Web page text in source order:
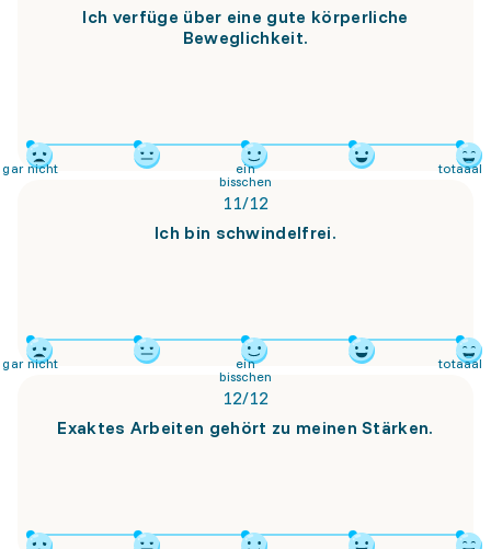
Ich verfüge über eine gute körperliche
Beweglichkeit.
gar nicht
ein
bisschen
totaaal
11/12
Ich bin schwindelfrei.
gar nicht
ein
bisschen
totaaal
12/12
Exaktes Arbeiten gehört zu meinen Stärken.